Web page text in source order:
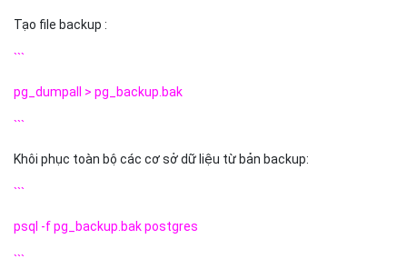
Tạo file backup :
```
pg_dumpall > pg_backup.bak
```
Khôi phục toàn bộ các cơ sở dữ liệu từ bản backup:
```
psql -f pg_backup.bak postgres
```